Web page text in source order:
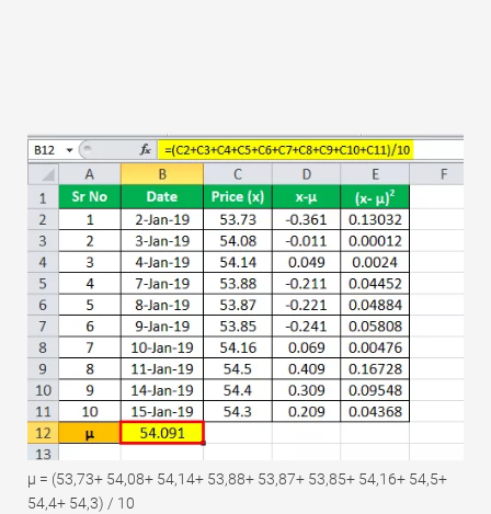
μ = (53,73+ 54,08+ 54,14+ 53,88+ 53,87+ 53,85+ 54,16+ 54,5+
54,4+ 54,3) / 10